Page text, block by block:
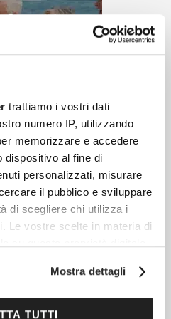
trattiamo i vostri dati
numero IP, utilizzando
memorizzare e accedere
dispositivo al fine di
personalizzati, misurare
il pubblico e sviluppare
di scegliere chi utilizza i
Le vostre scelte in materia di
consenso in qualsiasi
privacy.
Mostra dettagli
TUTTI
Viaggio D’inverno Tra